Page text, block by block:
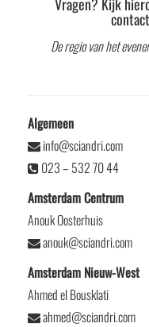
De regio van het
Algemeen
info@sciandri.com
023 – 532 70 44
Amsterdam Centrum
Anouk Oosterhuis
anouk@sciandri.com
Amsterdam Nieuw-West
Ahmed el Bousklati
ahmed@sciandri.com